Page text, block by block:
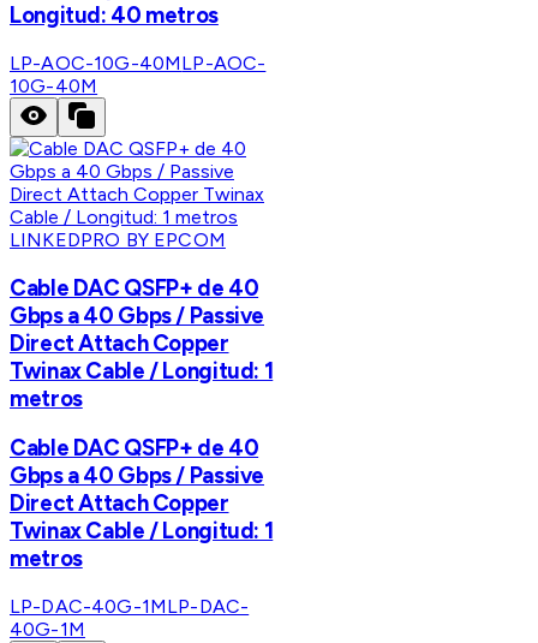
Longitud: 40 metros
LP-AOC-10G-40MLP-AOC-
10G-40M
LINKEDPRO BY EPCOM
Cable DAC QSFP+ de 40
Gbps a 40 Gbps / Passive
Direct Attach Copper
Twinax Cable / Longitud: 1
metros
Cable DAC QSFP+ de 40
Gbps a 40 Gbps / Passive
Direct Attach Copper
Twinax Cable / Longitud: 1
metros
LP-DAC-40G-1MLP-DAC-
40G-1M